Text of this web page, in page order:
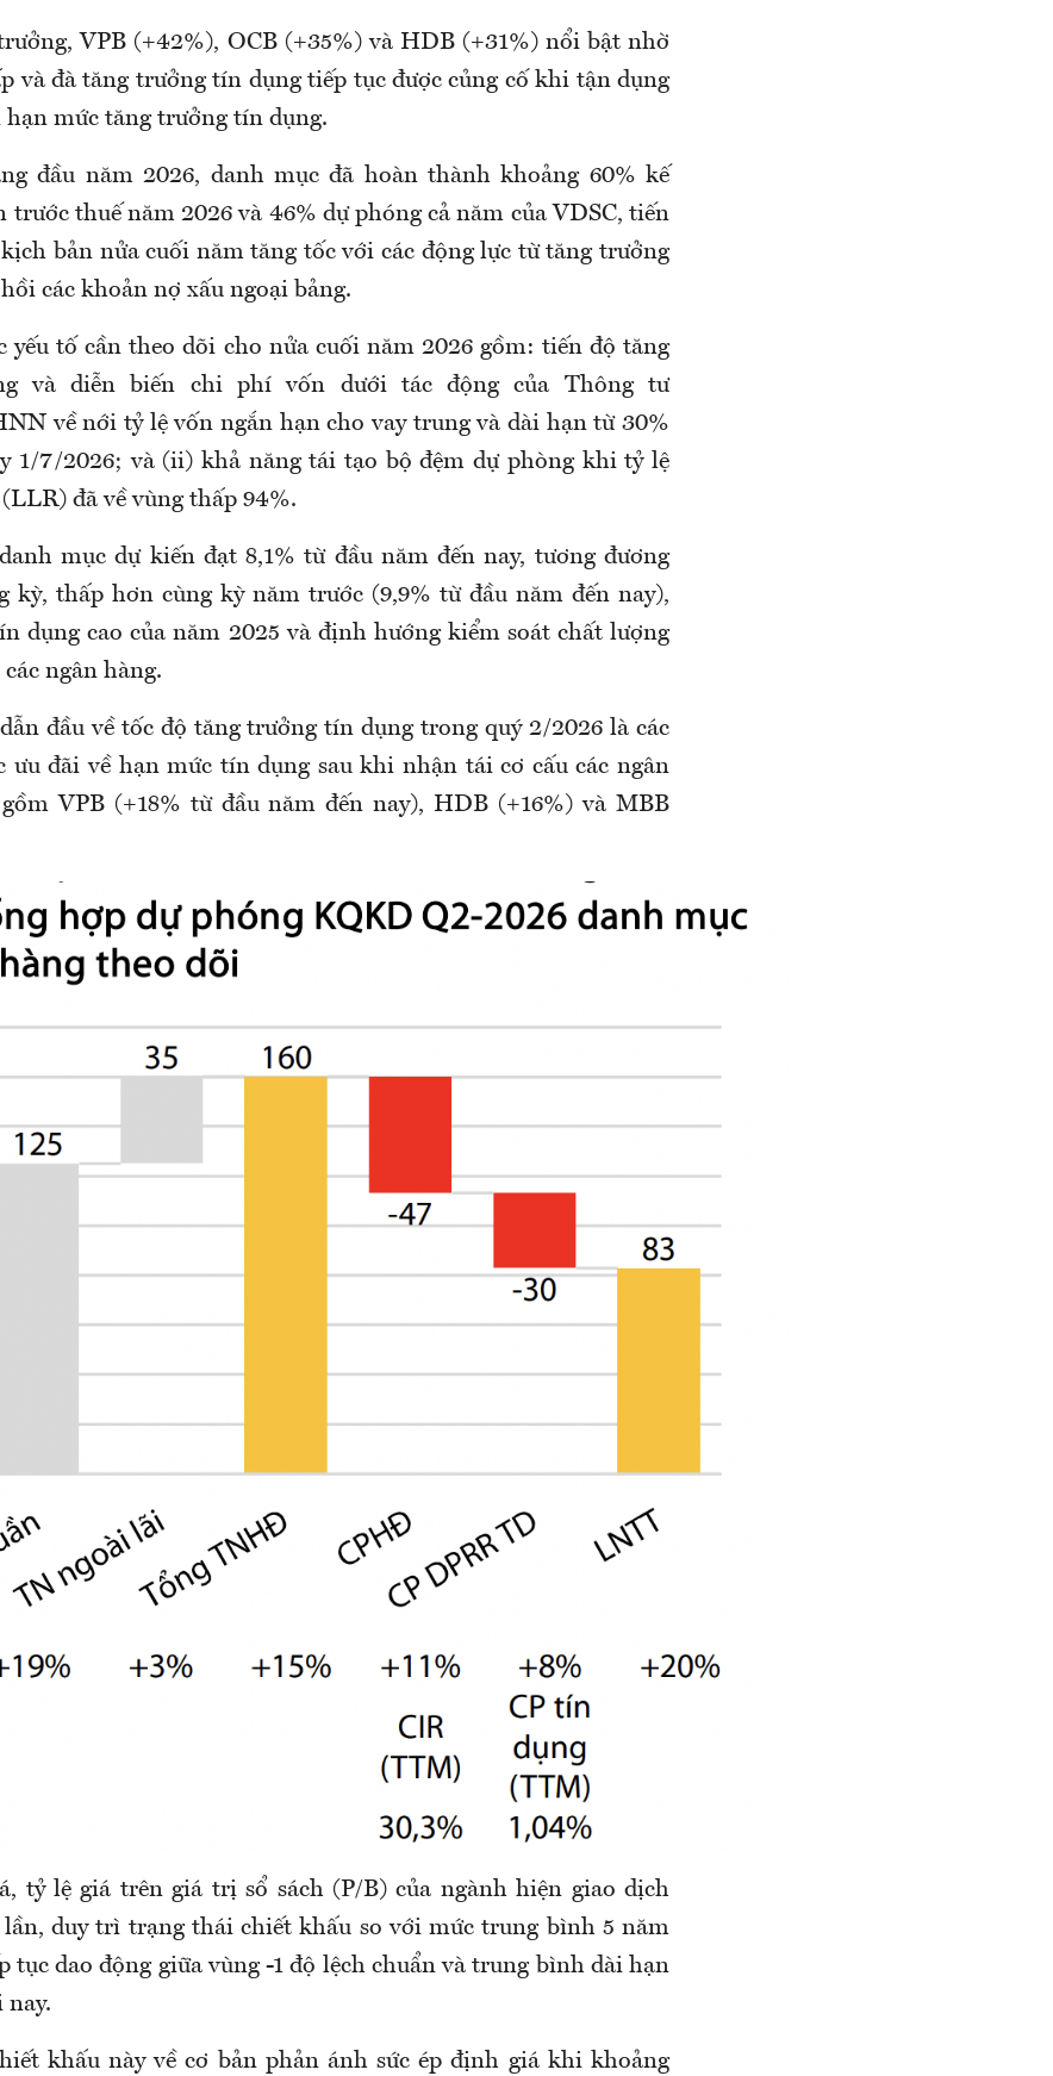
VPB (+42%), OCB (+35%) và HDB (+31%) nổi bật nhờ
và đà tăng trưởng tín dụng tiếp tục được củng cố khi tận dụng
hạn mức tăng trưởng tín dụng.
đầu năm 2026, danh mục đã hoàn thành khoảng 60% kế
trước thuế năm 2026 và 46% dự phóng cả năm của VDSC, tiến
bản nửa cuối năm tăng tốc với các động lực từ tăng trưởng
các khoản nợ xấu ngoại bảng.
yếu tố cần theo dõi cho nửa cuối năm 2026 gồm: tiến độ tăng
và diễn biến chi phí vốn dưới tác động của Thông tư
về nới tỷ lệ vốn ngắn hạn cho vay trung và dài hạn từ 30%
1/7/2026; và (ii) khả năng tái tạo bộ đệm dự phòng khi tỷ lệ
đã về vùng thấp 94%.
mục dự kiến đạt 8,1% từ đầu năm đến nay, tương đương
kỳ, thấp hơn cùng kỳ năm trước (9,9% từ đầu năm đến nay),
dụng cao của năm 2025 và định hướng kiểm soát chất lượng
ngân hàng.
đầu về tốc độ tăng trưởng tín dụng trong quý 2/2026 là các
ưu đãi về hạn mức tín dụng sau khi nhận tái cơ cấu các ngân
VPB (+18% từ đầu năm đến nay), HDB (+16%) và MBB
tỷ lệ giá trên giá trị sổ sách (P/B) của ngành hiện giao dịch
lần, duy trì trạng thái chiết khấu so với mức trung bình 5 năm
tục dao động giữa vùng -1 độ lệch chuẩn và trung bình dài hạn
nay.
khấu này về cơ bản phản ánh sức ép định giá khi khoảng